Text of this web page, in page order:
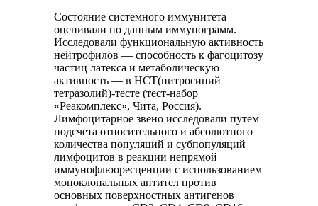
Состояние системного иммунитета
оценивали по данным иммунограмм.
Исследовали функциональную активность
нейтрофилов — способность к фагоцитозу
частиц латекса и метаболическую
активность — в НСТ(нитросиний
тетразолий)-тесте (тест-набор
«Реакомплекс», Чита, Россия).
Лимфоцитарное звено исследовали путем
подсчета относительного и абсолютного
количества популяций и субпопуляций
лимфоцитов в реакции непрямой
иммунофлюоресценции с использованием
моноклональных антител против
основных поверхностных антигенов